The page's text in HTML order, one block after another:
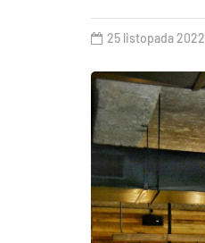
25 listopada 2022